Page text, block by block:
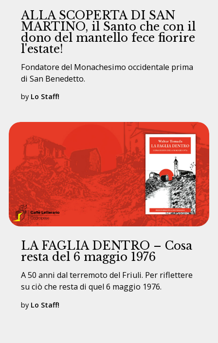
ALLA SCOPERTA DI SAN
MARTINO, il Santo che con il
dono del mantello fece fiorire
l'estate!
Fondatore del Monachesimo occidentale prima
di San Benedetto.
by Lo Staff!
LA FAGLIA DENTRO – Cosa
resta del 6 maggio 1976
A 50 anni dal terremoto del Friuli. Per riflettere
su ciò che resta di quel 6 maggio 1976.
by Lo Staff!